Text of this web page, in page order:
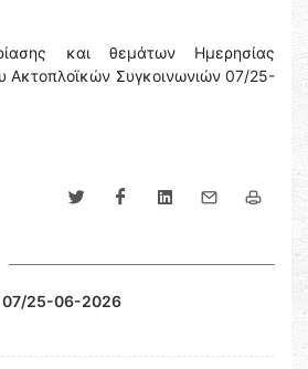
και θεμάτων Ημερησίας
Ακτοπλοϊκών Συγκοινωνιών 07/25-
07/25-06-2026